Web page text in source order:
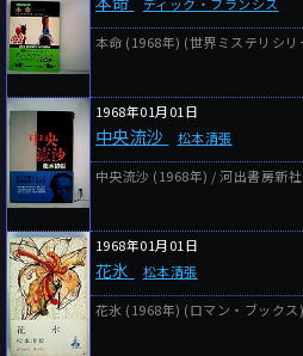
本命 (1968年) (世界ミステリシリ
1968年01月01日
中央流沙 松本清張
中央流沙 (1968年) / 河出書房新社
1968年01月01日
花氷 松本清張
花氷 (1968年) (ロマン・ブック